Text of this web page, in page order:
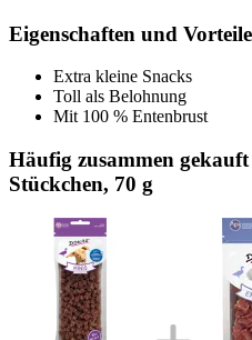
Eigenschaften und Vorteile
Extra kleine Snacks
Toll als Belohnung
Mit 100 % Entenbrust
Häufig zusammen
Stückchen, 70 g